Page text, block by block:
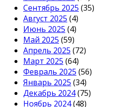
Сентябрь 2025 (35)
Август 2025 (4)
Июнь 2025 (4)
Май 2025 (59)
Апрель 2025 (72)
Март 2025 (64)
Февраль 2025 (56)
Январь 2025 (34)
Декабрь 2024(75)
Ноябрь 2024(48)